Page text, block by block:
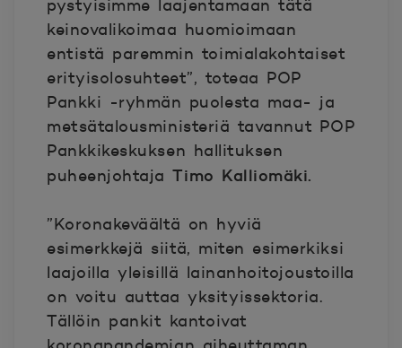
pystyisimme laajentamaan tätä
keinovalikoimaa huomioimaan
entistä paremmin toimialakohtaiset
erityisolosuhteet”, toteaa POP
Pankki -ryhmän puolesta maa- ja
metsätalousministeriä tavannut POP
Pankkikeskuksen hallituksen
puheenjohtajaTimo Kalliomäki.
”Koronakeväältä on hyviä
esimerkkejä siitä, miten esimerkiksi
laajoilla yleisillä lainanhoitojoustoilla
on voitu auttaa yksityissektoria.
Tällöin pankit kantoivat